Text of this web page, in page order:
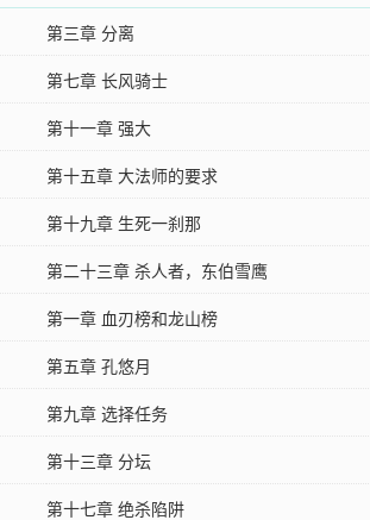
第三章 分离
第七章 长风骑士
第十一章 强大
第十五章 大法师的要求
第十九章 生死一刹那
第二十三章 杀人者，东伯雪鹰
第一章 血刃榜和龙山榜
第五章 孔悠月
第九章 选择任务
第十三章 分坛
第十七章 绝杀陷阱